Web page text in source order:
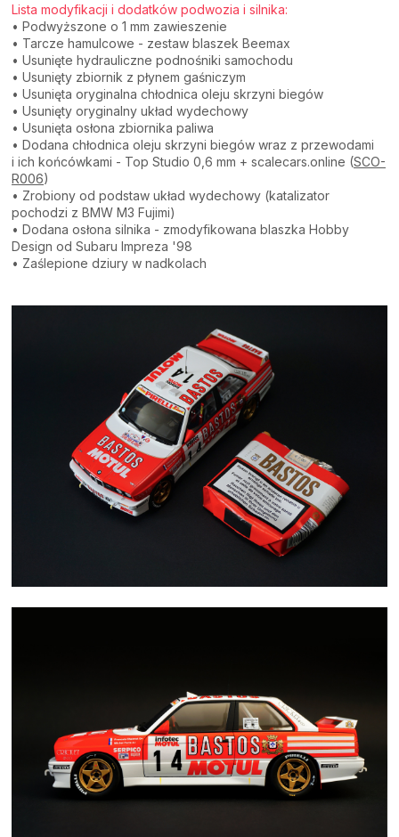
Lista modyfikacji i dodatków podwozia i silnika:
• Podwyższone o 1 mm zawieszenie
• Tarcze hamulcowe - zestaw blaszek Beemax
• Usunięte hydrauliczne podnośniki samochodu
• Usunięty zbiornik z płynem gaśniczym
• Usunięta oryginalna chłodnica oleju skrzyni biegów
• Usunięty oryginalny układ wydechowy
• Usunięta osłona zbiornika paliwa
• Dodana chłodnica oleju skrzyni biegów wraz z przewodami
i ich końcówkami - Top Studio 0,6 mm + scalecars.online (SCO-
R006)
• Zrobiony od podstaw układ wydechowy (katalizator
pochodzi z BMW M3 Fujimi)
• Dodana osłona silnika - zmodyfikowana blaszka Hobby
Design od Subaru Impreza '98
• Zaślepione dziury w nadkolach